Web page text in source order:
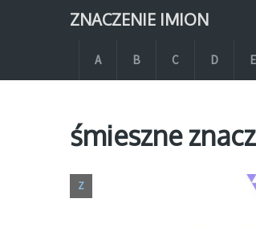
ZNACZENIE IMION
A B C D E
śmieszne
Z